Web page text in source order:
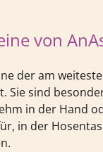
von
der am
Sie sind
in der Hand
in der